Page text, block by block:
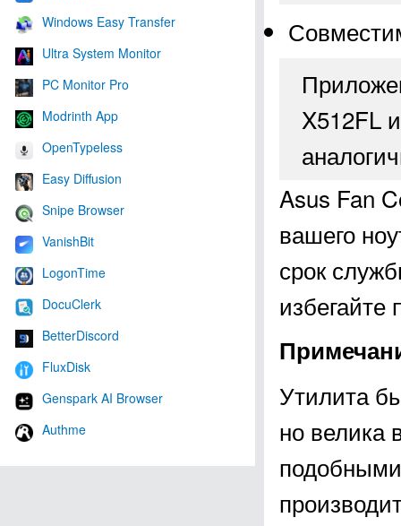
Windows Easy Transfer
Ultra System Monitor
PC Monitor Pro
Modrinth App
OpenTypeless
Easy Diffusion
Snipe Browser
VanishBit
LogonTime
DocuClerk
BetterDiscord
FluxDisk
Genspark AI Browser
Authme
X512FL
Asus Fan
вашего
срок
избегайте
Утилита
но велика